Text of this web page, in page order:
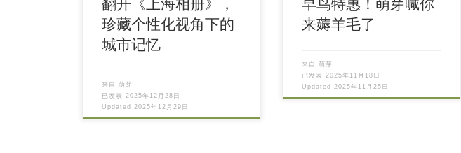
珍藏个性化视角下的
城市记忆
来自萌芽
已发表2025年12月28日
Updated2025年12月29日
来薅羊毛了
来自萌芽
已发表2025年11月18日
Updated2025年11月25日